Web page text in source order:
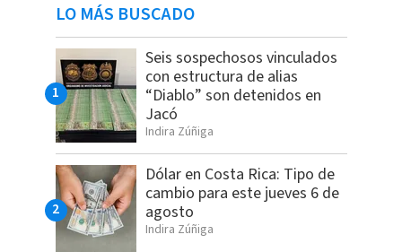
LO MÁS BUSCADO
Seis sospechosos vinculados
con estructura de alias
“Diablo” son detenidos en
Jacó
Indira Zúñiga
Dólar en Costa Rica: Tipo de
cambio para este jueves 6 de
agosto
Indira Zúñiga